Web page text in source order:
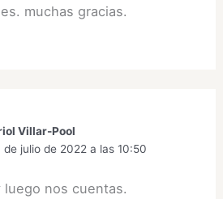
muchas gracias.
Villar-Pool
de julio de 2022 a las 10:50
luego nos cuentas.